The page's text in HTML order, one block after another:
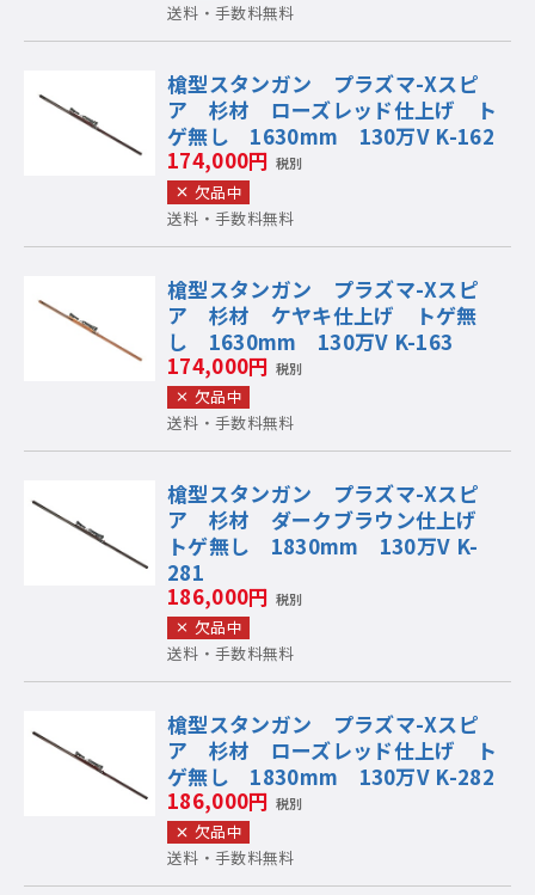
送料・手数料無料
槍型スタンガン プラズマ-Xスピ
ア 杉材 ローズレッド仕上げ ト
ゲ無し 1630mm 130万V K-162
174,000円 税別
欠品中
送料・手数料無料
槍型スタンガン プラズマ-Xスピ
ア 杉材 ケヤキ仕上げ トゲ無
し 1630mm 130万V K-163
174,000円 税別
欠品中
送料・手数料無料
槍型スタンガン プラズマ-Xスピ
ア 杉材 ダークブラウン仕上げ
トゲ無し 1830mm 130万V K-
281
186,000円 税別
欠品中
送料・手数料無料
槍型スタンガン プラズマ-Xスピ
ア 杉材 ローズレッド仕上げ ト
ゲ無し 1830mm 130万V K-282
186,000円 税別
欠品中
送料・手数料無料